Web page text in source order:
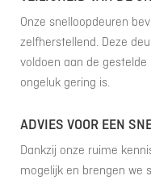
Onze snelloopdeuren
zelfherstellend. Deze
voldoen aan de
ongeluk gering is.
ADVIES VOOR EEN
Dankzij onze ruime
mogelijk en brengen we